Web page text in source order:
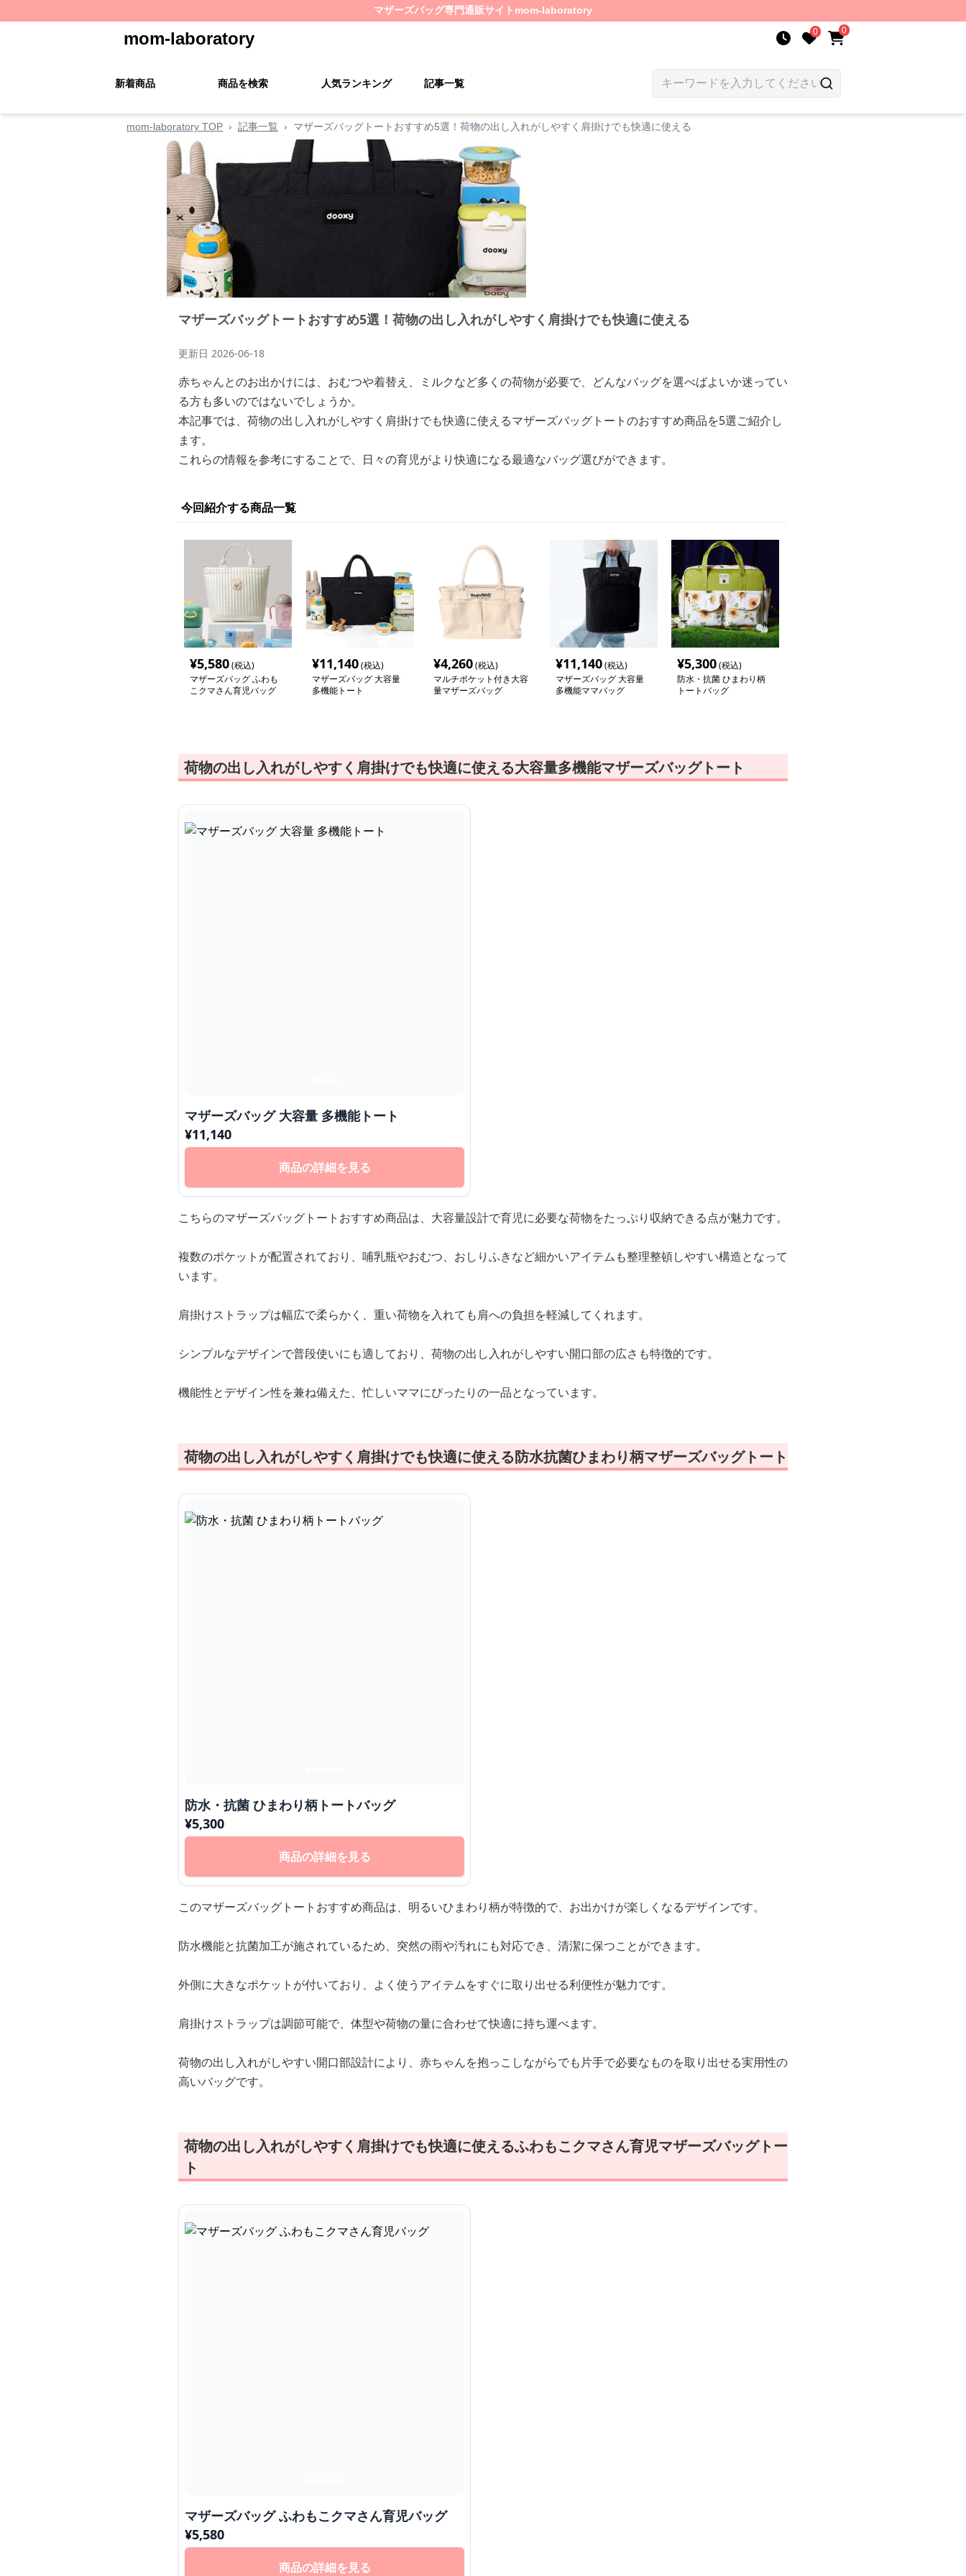
マザーズバッグ専門通販サイト mom-laboratory
mom-laboratory 0 0
新着商品 商品を検索 人気ランキング 記事一覧
mom-laboratory TOP › 記事一覧 › マザーズバッグトートおすすめ5選！荷物の出し入れがしやすく肩掛けでも快適に使える
マザーズバッグトートおすすめ5選！荷物の出し入れがしやすく肩掛けでも快適に使える
更新日 2026-06-18
赤ちゃんとのお出かけには、おむつや着替え、ミルクなど多くの荷物が必要で、どんなバッグを選べばよいか迷ってい
る方も多いのではないでしょうか。
本記事では、荷物の出し入れがしやすく肩掛けでも快適に使えるマザーズバッグトートのおすすめ商品を5選ご紹介し
ます。
これらの情報を参考にすることで、日々の育児がより快適になる最適なバッグ選びができます。
今回紹介する商品一覧
¥5,580(税込)
マザーズバッグ ふわも
こクマさん育児バッグ
¥11,140(税込)
マザーズバッグ 大容量
多機能トート
¥4,260(税込)
マルチポケット付き大容
量マザーズバッグ
¥11,140(税込)
マザーズバッグ 大容量
多機能ママバッグ
¥5,300(税込)
防水・抗菌 ひまわり柄
トートバッグ
荷物の出し入れがしやすく肩掛けでも快適に使える大容量多機能マザーズバッグトート
マザーズバッグ 大容量 多機能トート
¥11,140
商品の詳細を見る
こちらのマザーズバッグトートおすすめ商品は、大容量設計で育児に必要な荷物をたっぷり収納できる点が魅力です。
複数のポケットが配置されており、哺乳瓶やおむつ、おしりふきなど細かいアイテムも整理整頓しやすい構造となって
います。
肩掛けストラップは幅広で柔らかく、重い荷物を入れても肩への負担を軽減してくれます。
シンプルなデザインで普段使いにも適しており、荷物の出し入れがしやすい開口部の広さも特徴的です。
機能性とデザイン性を兼ね備えた、忙しいママにぴったりの一品となっています。
荷物の出し入れがしやすく肩掛けでも快適に使える防水抗菌ひまわり柄マザーズバッグトート
防水・抗菌 ひまわり柄トートバッグ
¥5,300
商品の詳細を見る
このマザーズバッグトートおすすめ商品は、明るいひまわり柄が特徴的で、お出かけが楽しくなるデザインです。
防水機能と抗菌加工が施されているため、突然の雨や汚れにも対応でき、清潔に保つことができます。
外側に大きなポケットが付いており、よく使うアイテムをすぐに取り出せる利便性が魅力です。
肩掛けストラップは調節可能で、体型や荷物の量に合わせて快適に持ち運べます。
荷物の出し入れがしやすい開口部設計により、赤ちゃんを抱っこしながらでも片手で必要なものを取り出せる実用性の
高いバッグです。
荷物の出し入れがしやすく肩掛けでも快適に使えるふわもこクマさん育児マザーズバッグトー
ト
マザーズバッグ ふわもこクマさん育児バッグ
¥5,580
商品の詳細を見る